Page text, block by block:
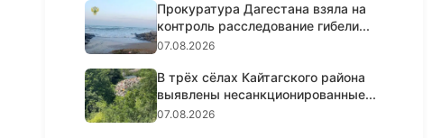
Прокуратура Дагестана взяла на
контроль расследование гибели...
07.08.2026
В трёх сёлах Кайтагского района
выявлены несанкционированные...
07.08.2026